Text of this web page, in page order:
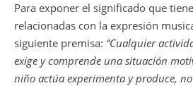
Para exponer el significado que
relacionadas con la expresión
siguiente premisa: “Cualquier
exige y comprende una situación
niño actúa experimenta y produce,